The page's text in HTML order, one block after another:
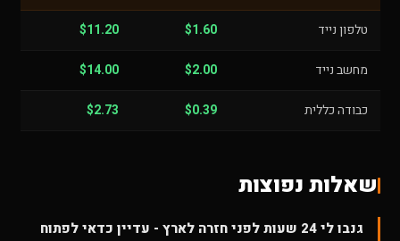
טלפון נייד $1.60
$11.20
מחשב נייד $2.00
$14.00
כבודה כללית $0.39
$2.73
שאלות נפוצות
גנבו לי 24 שעות לפני חזרה לארץ - עדיין כדאי לפתוח